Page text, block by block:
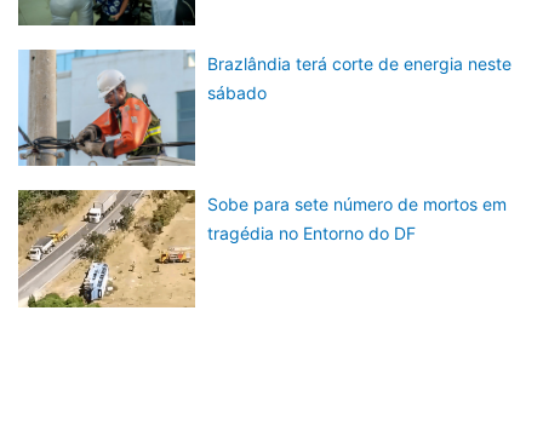
Brazlândia terá corte de energia neste
sábado
Sobe para sete número de mortos em
tragédia no Entorno do DF